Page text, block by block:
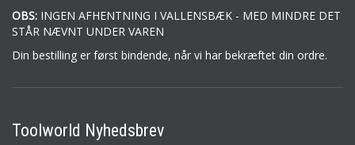
OBS: INGEN AFHENTNING I VALLENSBÆK - MED MINDRE DET
STÅR NÆVNT UNDER VAREN
Din bestilling er først bindende, når vi har bekræftet din ordre.
Toolworld Nyhedsbrev